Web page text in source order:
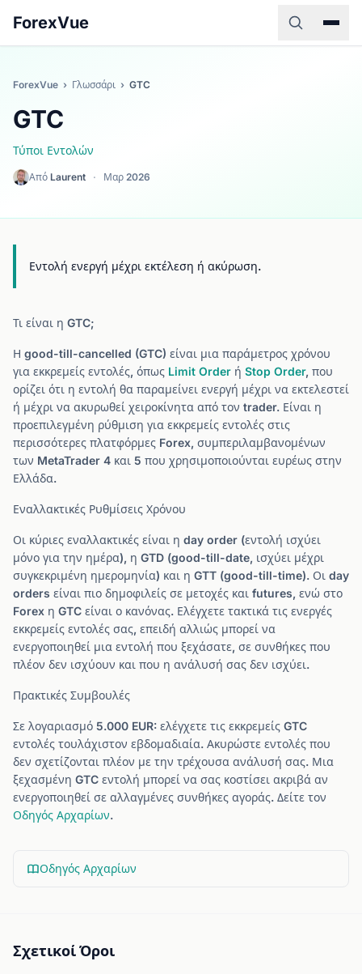
ForexVue
ForexVue › Γλωσσάρι › GTC
GTC
Τύποι Εντολών
Από Laurent · Μαρ 2026
Εντολή ενεργή μέχρι εκτέλεση ή ακύρωση.
Τι είναι η GTC;
Η good-till-cancelled (GTC) είναι μια παράμετρος χρόνου
για εκκρεμείς εντολές, όπως Limit Order ή Stop Order, που
ορίζει ότι η εντολή θα παραμείνει ενεργή μέχρι να εκτελεστεί
ή μέχρι να ακυρωθεί χειροκίνητα από τον trader. Είναι η
προεπιλεγμένη ρύθμιση για εκκρεμείς εντολές στις
περισσότερες πλατφόρμες Forex, συμπεριλαμβανομένων
των MetaTrader 4 και 5 που χρησιμοποιούνται ευρέως στην
Ελλάδα.
Εναλλακτικές Ρυθμίσεις Χρόνου
Οι κύριες εναλλακτικές είναι η day order (εντολή ισχύει
μόνο για την ημέρα), η GTD (good-till-date, ισχύει μέχρι
συγκεκριμένη ημερομηνία) και η GTT (good-till-time). Οι day
orders είναι πιο δημοφιλείς σε μετοχές και futures, ενώ στο
Forex η GTC είναι ο κανόνας. Ελέγχετε τακτικά τις ενεργές
εκκρεμείς εντολές σας, επειδή αλλιώς μπορεί να
ενεργοποιηθεί μια εντολή που ξεχάσατε, σε συνθήκες που
πλέον δεν ισχύουν και που η ανάλυσή σας δεν ισχύει.
Πρακτικές Συμβουλές
Σε λογαριασμό 5.000 EUR: ελέγχετε τις εκκρεμείς GTC
εντολές τουλάχιστον εβδομαδιαία. Ακυρώστε εντολές που
δεν σχετίζονται πλέον με την τρέχουσα ανάλυσή σας. Μια
ξεχασμένη GTC εντολή μπορεί να σας κοστίσει ακριβά αν
ενεργοποιηθεί σε αλλαγμένες συνθήκες αγοράς. Δείτε τον
Οδηγός Αρχαρίων.
Οδηγός Αρχαρίων
Σχετικοί Όροι